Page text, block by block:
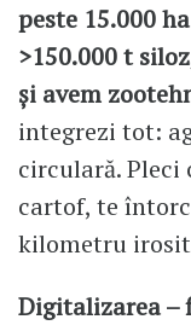
peste 15.000
>150.000 t
și avem
integrezi tot:
circulară. Pleci
cartof, te
kilometru
Digitalizarea –